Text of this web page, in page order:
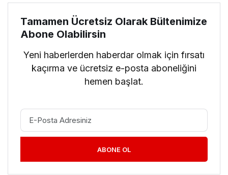
Tamamen Ücretsiz Olarak Bültenimize
Abone Olabilirsin
Yeni haberlerden haberdar olmak için fırsatı
kaçırma ve ücretsiz e-posta aboneliğini
hemen başlat.
ABONE OL